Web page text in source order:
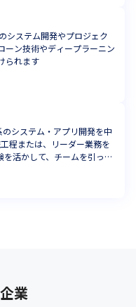
システム開発やプロジェク
ーン技術やディープラーニン
られます
システム・アプリ開発を中
程または、リーダー業務を
活かして、チームを引っ張
業